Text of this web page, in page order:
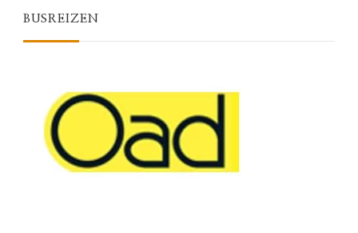
BUSREIZEN